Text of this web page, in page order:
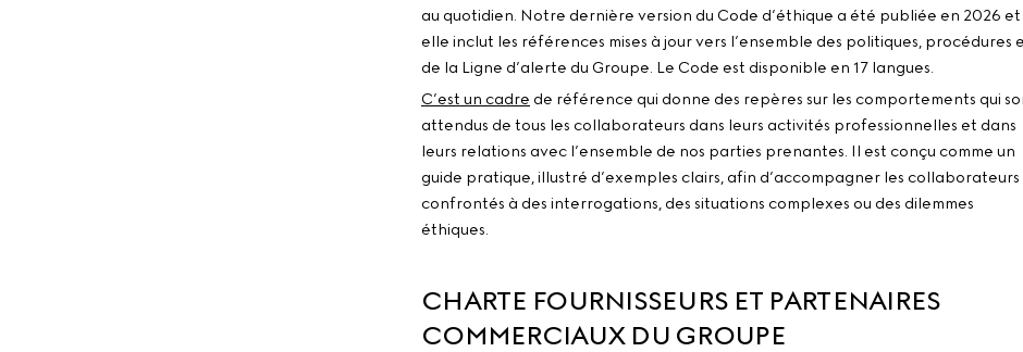
au quotidien. Notre dernière version du Code d’éthique a été publiée en 2026 et
elle inclut les références mises à jour vers l’ensemble des politiques, procédures
de la Ligne d’alerte du Groupe. Le Code est disponible en 17 langues.
C’est un cadre de référence qui donne des repères sur les comportements qui
attendus de tous les collaborateurs dans leurs activités professionnelles et dans
leurs relations avec l’ensemble de nos parties prenantes. Il est conçu comme un
guide pratique, illustré d’exemples clairs, afin d’accompagner les collaborateurs
confrontés à des interrogations, des situations complexes ou des dilemmes
éthiques.
CHARTE FOURNISSEURS ET PARTENAIRES
COMMERCIAUX DU GROUPE